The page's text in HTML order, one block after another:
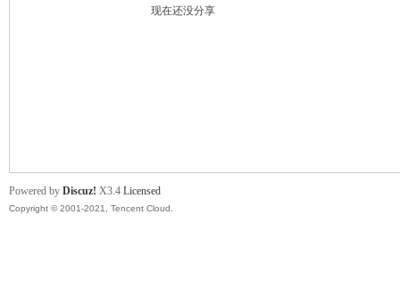
现在还没分享
Powered by Discuz! X3.4 Licensed
Copyright © 2001-2021, Tencent Cloud.